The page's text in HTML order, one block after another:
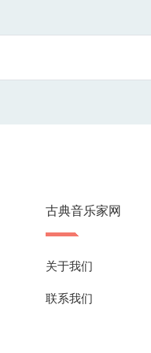
古典音乐家网
关于我们
联系我们